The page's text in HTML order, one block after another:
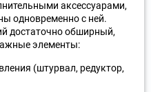
аксессуарами,
одновременно с ней.
достаточно обширный,
элементы:
(штурвал, редуктор,